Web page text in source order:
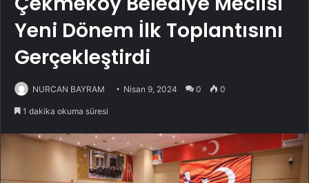
Yeni Dönem İlk Toplantısını
Gerçekleştirdi
NURCAN BAYRAM Nisan 9, 2024 0 0
1 dakika okuma süresi